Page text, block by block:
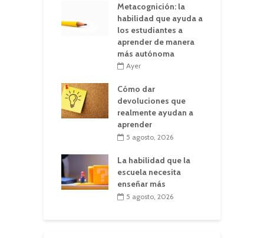
Metacognición: la
habilidad que ayuda a
los estudiantes a
aprender de manera
más autónoma
Ayer
Cómo dar
devoluciones que
realmente ayudan a
aprender
5 agosto, 2026
La habilidad que la
escuela necesita
enseñar más
5 agosto, 2026